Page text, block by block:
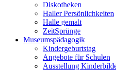
Diskotheken
Haller Persönlichkeiten
Halle gemalt
ZeitSprünge
Museumspädagogik
Kindergeburtstag
Angebote für Schulen
Ausstellung